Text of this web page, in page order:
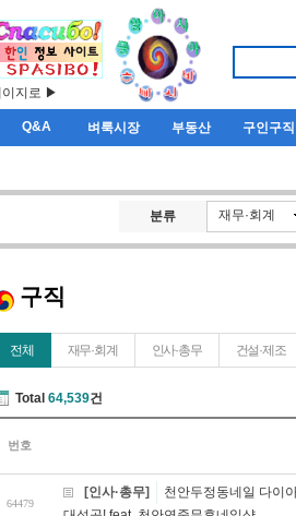
이지로 ▶
Q&A 벼룩시장 부동산 구인구직
분류 재무·회계
구직
전체 재무·회계 인사·총무 건설·제조
Total 64,539건
번호
64479
[인사·총무]
천안두정동네일 다이